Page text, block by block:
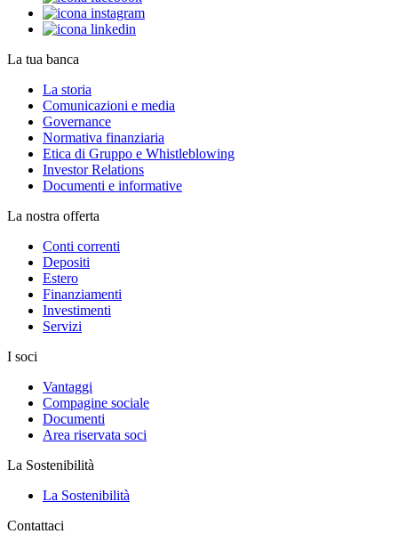
La tua banca
La storia
Comunicazioni e media
Governance
Normativa finanziaria
Etica di Gruppo e Whistleblowing
Investor Relations
Documenti e informative
La nostra offerta
Conti correnti
Depositi
Estero
Finanziamenti
Investimenti
Servizi
I soci
Vantaggi
Compagine sociale
Documenti
Area riservata soci
La Sostenibilità
La Sostenibilità
Contattaci